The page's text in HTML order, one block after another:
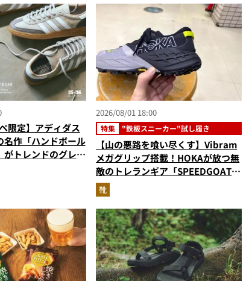
限定】アディダス
名作「ハンドボール
がトレンドのグレー
2026/08/01 18:00
特集 "鉄板スニーカー"試し履き
【山の悪路を喰い尽くす】Vibram
メガグリップ搭載！HOKAが放つ無
敵のトレランギア「SPEEDGOAT
7」をエディターが試し履き
靴